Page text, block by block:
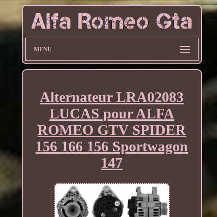
MENU
Alternateur LRA02083
LUCAS pour ALFA
ROMEO GTV SPIDER
156 166 156 Sportwagon
147